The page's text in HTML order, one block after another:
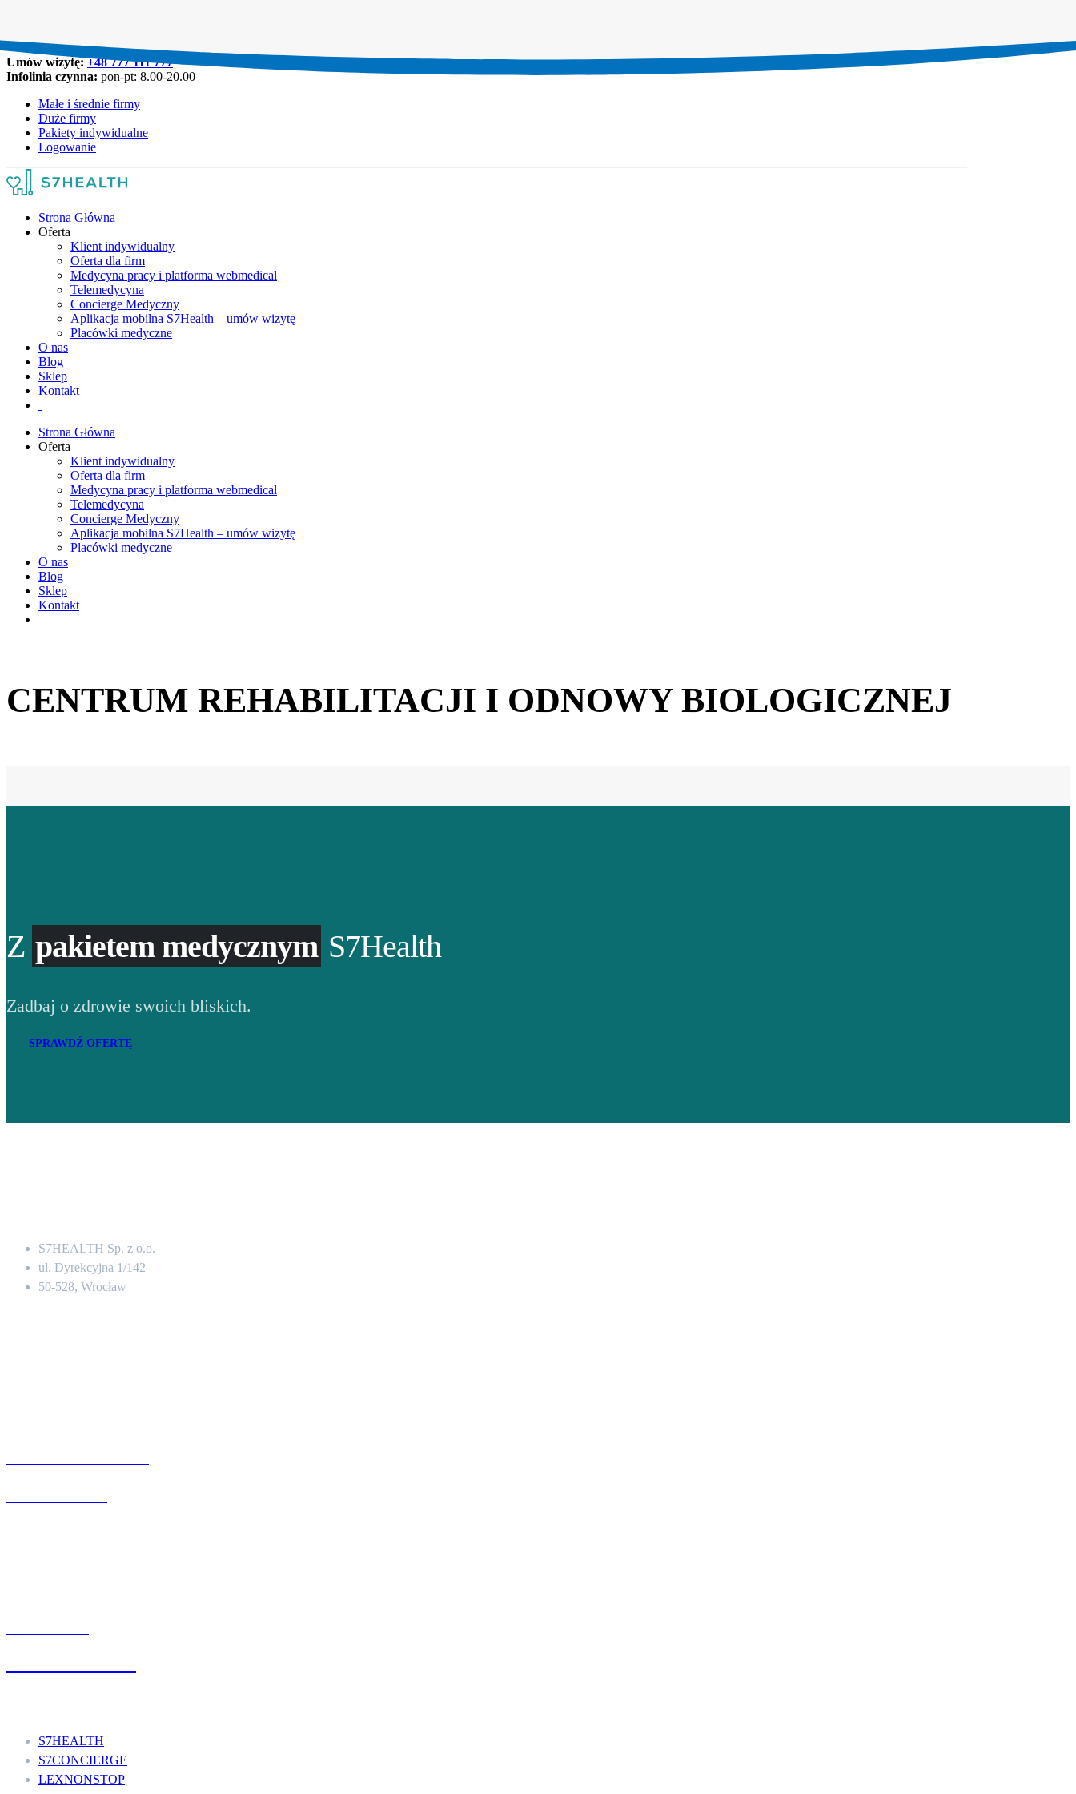
Umów wizytę:+48 777 111 777
Infolinia czynna: pon-pt: 8.00-20.00
Małe i średnie firmy
Duże firmy
Pakiety indywidualne
Logowanie
Strona Główna
Oferta
Klient indywidualny
Oferta dla firm
Medycyna pracy i platforma webmedical
Telemedycyna
Concierge Medyczny
Aplikacja mobilna S7Health – umów wizytę
Placówki medyczne
O nas
Blog
Sklep
Kontakt
Strona Główna
Oferta
Klient indywidualny
Oferta dla firm
Medycyna pracy i platforma webmedical
Telemedycyna
Concierge Medyczny
Aplikacja mobilna S7Health – umów wizytę
Placówki medyczne
O nas
Blog
Sklep
Kontakt
CENTRUM REHABILITACJI I ODNOWY BIOLOGICZNEJ
Z pakietem medycznym S7Health
Zadbaj o zdrowie swoich bliskich.
SPRAWDŹ OFERTĘ
S7HEALTH Sp. z o.o.
ul. Dyrekcyjna 1/142
50-528, Wrocław
S7HEALTH
S7CONCIERGE
LEXNONSTOP